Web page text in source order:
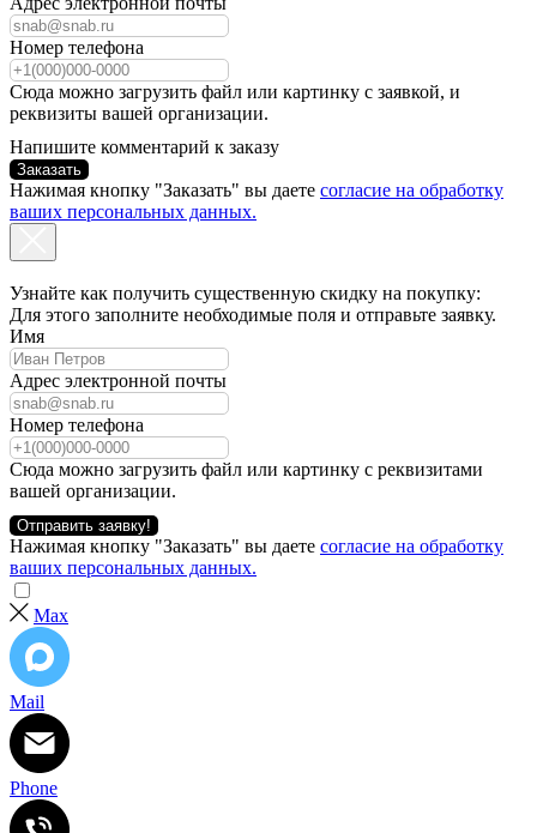
Номер телефона
Сюда можно загрузить файл или картинку с заявкой, и
реквизиты вашей организации.
Напишите комментарий к заказу
Заказать
Нажимая кнопку "Заказать" вы даете согласие на обработку
ваших персональных данных.
Узнайте как получить существенную скидку на покупку:
Для этого заполните необходимые поля и отправьте заявку.
Имя
Адрес электронной почты
Номер телефона
Сюда можно загрузить файл или картинку с реквизитами
вашей организации.
Отправить заявку!
Нажимая кнопку "Заказать" вы даете согласие на обработку
ваших персональных данных.
Max
Mail
Phone